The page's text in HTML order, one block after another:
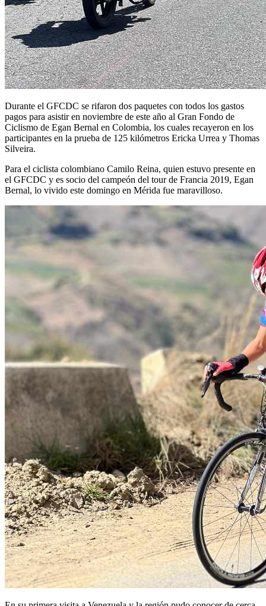
Durante el GFCDC se rifaron dos paquetes con todos los gastos
pagos para asistir en noviembre de este año al Gran Fondo de
Ciclismo de Egan Bernal en Colombia, los cuales recayeron en los
participantes en la prueba de 125 kilómetros Ericka Urrea y Thomas
Silveira.
Para el ciclista colombiano Camilo Reina, quien estuvo presente en
el GFCDC y es socio del campeón del tour de Francia 2019, Egan
Bernal, lo vivido este domingo en Mérida fue maravilloso.